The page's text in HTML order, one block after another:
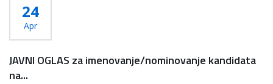
24
Apr
JAVNI OGLAS za imenovanje/nominovanje kandidata
na...